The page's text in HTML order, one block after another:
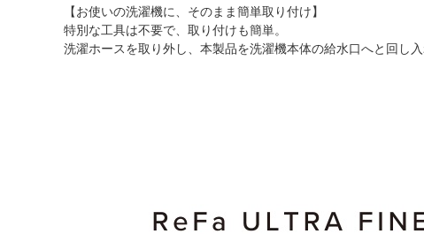
【お使いの洗濯機に、そのまま簡単取り付け】
特別な工具は不要で、取り付けも簡単。
洗濯ホースを取り外し、本製品を洗濯機本体の給水口へと回し